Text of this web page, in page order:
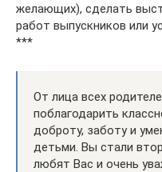
желающих), сделать
работ выпускников или
***
От лица всех
поблагодарить
доброту, заботу и
детьми. Вы стали
любят Вас и очень